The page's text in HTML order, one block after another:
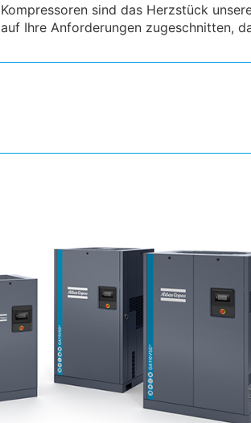
Kompressoren sind das Herzstück
auf Ihre Anforderungen zugeschnitten,